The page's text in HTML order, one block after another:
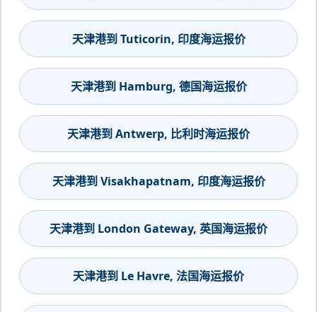
天津港到 Tuticorin, 印度海运报价
天津港到 Hamburg, 德国海运报价
天津港到 Antwerp, 比利时海运报价
天津港到 Visakhapatnam, 印度海运报价
天津港到 London Gateway, 英国海运报价
天津港到 Le Havre, 法国海运报价